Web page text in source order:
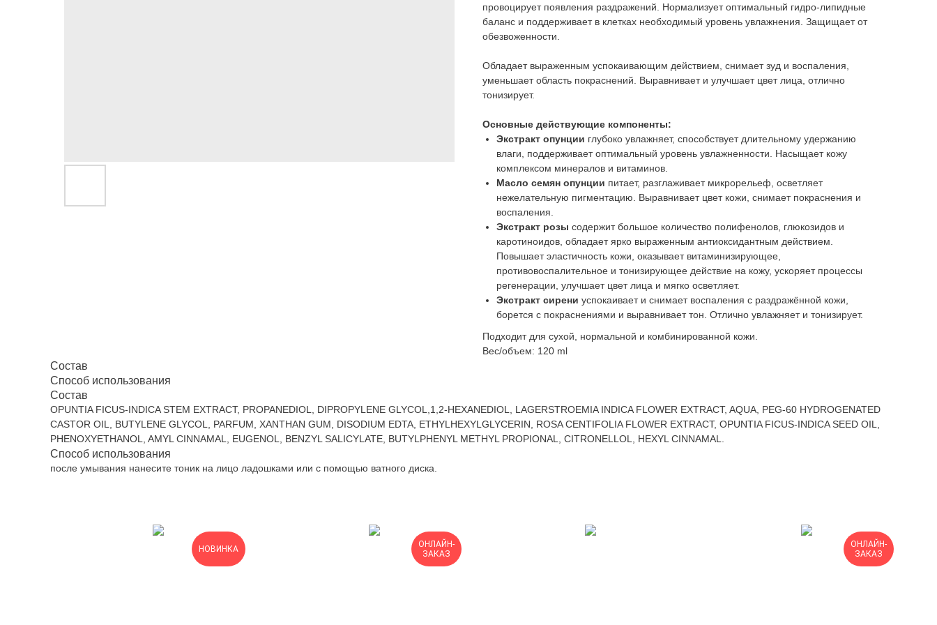
провоцирует появления раздражений. Нормализует оптимальный гидро-липидные
баланс и поддерживает в клетках необходимый уровень увлажнения. Защищает от
обезвоженности.
Обладает выраженным успокаивающим действием, снимает зуд и воспаления,
уменьшает область покраснений. Выравнивает и улучшает цвет лица, отлично
тонизирует.
Основные действующие компоненты:
Экстракт опунции глубоко увлажняет, способствует длительному удержанию
влаги, поддерживает оптимальный уровень увлажненности. Насыщает кожу
комплексом минералов и витаминов.
Масло семян опунции питает, разглаживает микрорельеф, осветляет
нежелательную пигментацию. Выравнивает цвет кожи, снимает покраснения и
воспаления.
Экстракт розы содержит большое количество полифенолов, глюкозидов и
каротиноидов, обладает ярко выраженным антиоксидантным действием.
Повышает эластичность кожи, оказывает витаминизирующее,
противовоспалительное и тонизирующее действие на кожу, ускоряет процессы
регенерации, улучшает цвет лица и мягко осветляет.
Экстракт сирени успокаивает и снимает воспаления с раздражённой кожи,
борется с покраснениями и выравнивает тон. Отлично увлажняет и тонизирует.
Подходит для сухой, нормальной и комбинированной кожи.
Вес/объем: 120 ml
Состав
Способ использования
Состав
OPUNTIA FICUS-INDICA STEM EXTRACT, PROPANEDIOL, DIPROPYLENE GLYCOL,1,2-HEXANEDIOL, LAGERSTROEMIA INDICA FLOWER EXTRACT, AQUA, PEG-60 HYDROGENATED
CASTOR OIL, BUTYLENE GLYCOL, PARFUM, XANTHAN GUM, DISODIUM EDTA, ETHYLHEXYLGLYCERIN, ROSA CENTIFOLIA FLOWER EXTRACT, OPUNTIA FICUS-INDICA SEED OIL,
PHENOXYETHANOL, AMYL CINNAMAL, EUGENOL, BENZYL SALICYLATE, BUTYLPHENYL METHYL PROPIONAL, CITRONELLOL, HEXYL CINNAMAL.
Способ использования
после умывания нанесите тоник на лицо ладошками или с помощью ватного диска.
НОВИНКА
ОНЛАЙН-
ЗАКАЗ
ОНЛАЙН-
ЗАКАЗ